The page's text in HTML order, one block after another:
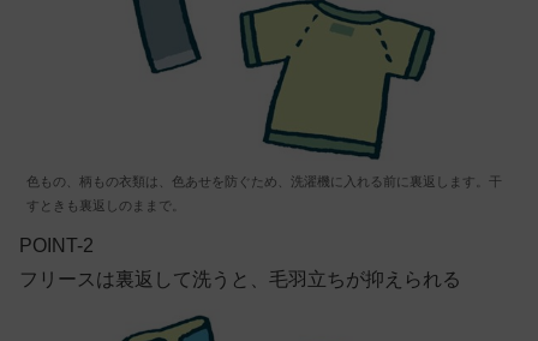
色もの、柄もの衣類は、色あせを防ぐため、洗濯機に入れる前に裏返します。干
すときも裏返しのままで。
POINT-2
フリースは裏返して洗うと、毛羽立ちが抑えられる